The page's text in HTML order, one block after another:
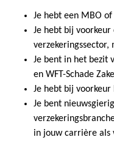
Je hebt een MBO
Je hebt bij
verzekeringssector,
Je bent in het bezit
en WFT-Schade
Je hebt bij voorkeur
Je bent
in jouw carrière als